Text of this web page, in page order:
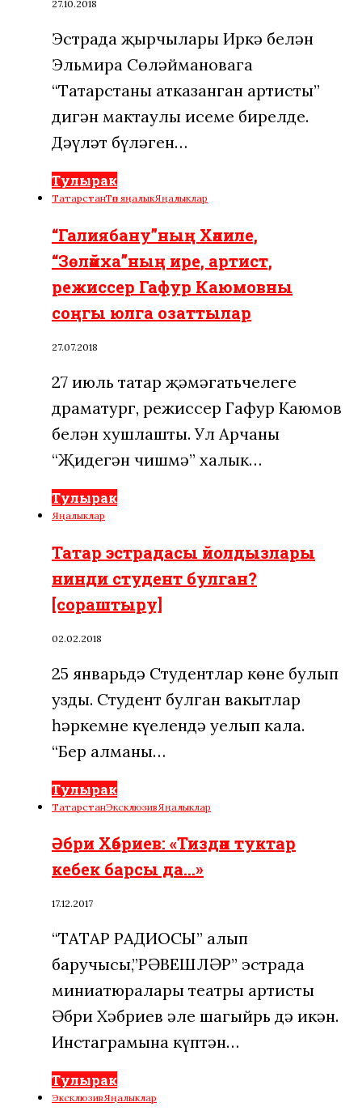
27.10.2018
Эстрада җырчылары Иркә белән
Эльмира Сөләймановага
“Татарстаның атказанган артисты”
дигән мактаулы исеме бирелде.
Дәүләт бүләген…
Тулырак
ТатарстанТөп яңалыкЯңалыклар
“Галиябану”ның Хәлиле,
“Зөләйха”ның ире, артист,
режиссер Гафур Каюмовны
соңгы юлга озаттылар
27.07.2018
27 июль татар җәмәгатьчелеге
драматург, режиссер Гафур Каюмов
белән хушлашты. Ул Арчаның
“Җидегән чишмә” халык…
Тулырак
Яңалыклар
Татар эстрадасы йолдызлары
нинди студент булган?
[сораштыру]
02.02.2018
25 январьдә Студентлар көне булып
узды. Студент булган вакытлар
һәркемнең күңелендә уелып кала.
“Бер алманы…
Тулырак
ТатарстанЭксклюзивЯңалыклар
Әбри Хәбриев: «Тиздән туктар
кебек барсы да…»
17.12.2017
“ТАТАР РАДИОСЫ” алып
баручысы,”РӘВЕШЛӘР” эстрада
миниатюралары театры артисты
Әбри Хәбриев әле шагыйрь дә икән.
Инстаграмына күптән…
Тулырак
ЭксклюзивЯңалыклар